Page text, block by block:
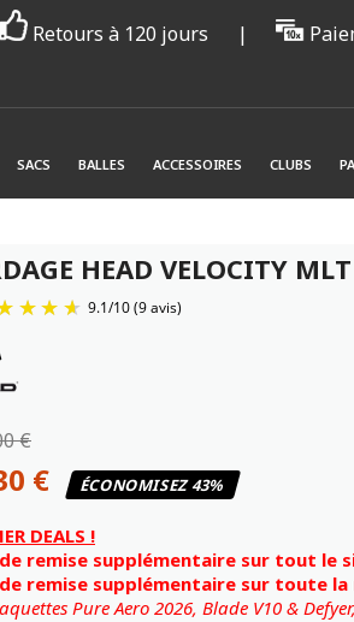
Retours à 120 jours |
SACS BALLES ACCESSOIRES CLUBS
HEAD VELOCITY
€
€ ÉCONOMISEZ 43%
DEALS !
remise supplémentaire sur tout le
remise supplémentaire sur toute la
Pure Aero 2026, Blade V10 &